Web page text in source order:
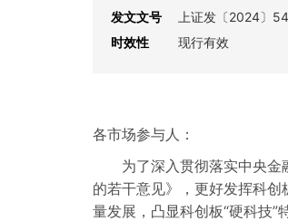
发文文号 上证发〔2024〕
时效性
现行有效
各市场参与人：
为了深入贯彻落实中央
的若干意见》，更好发挥科
量发展，凸显科创板“硬科技